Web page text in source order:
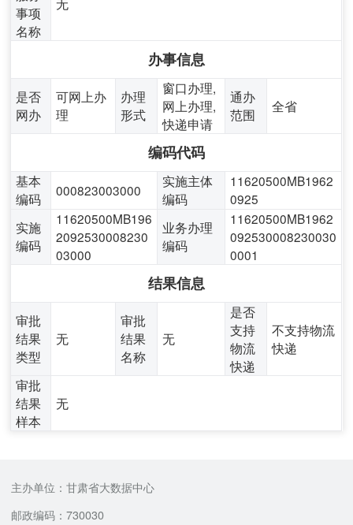
事项
名称
办事信息
是否
网办
可网上办
理
办理
形式
窗口办理,
网上办理,
快递申请
通办
范围
全省
编码代码
基本
编码
000823003000
实施主体
编码
11620500MB1962
0925
实施
编码
11620500MB196
2092530008230
03000
业务办理
编码
11620500MB1962
092530008230030
0001
结果信息
审批
结果
类型
无
审批
结果
名称
无
是否
支持
物流
快递
不支持物流
快递
审批
结果
样本
无
主办单位：甘肃省大数据中心
邮政编码：730030